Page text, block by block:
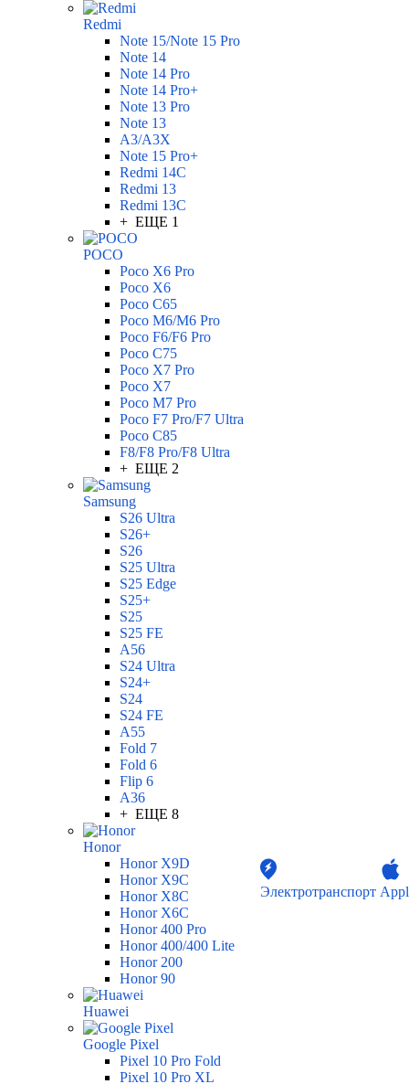
Redmi
Note 15/Note 15 Pro
Note 14
Note 14 Pro
Note 14 Pro+
Note 13 Pro
Note 13
A3/A3X
Note 15 Pro+
Redmi 14C
Redmi 13
Redmi 13C
+ ЕЩЕ 1
POCO
Poco X6 Pro
Poco X6
Poco C65
Poco M6/M6 Pro
Poco F6/F6 Pro
Poco C75
Poco X7 Pro
Poco X7
Poco M7 Pro
Poco F7 Pro/F7 Ultra
Poco C85
F8/F8 Pro/F8 Ultra
+ ЕЩЕ 2
Samsung
S26 Ultra
S26+
S26
S25 Ultra
S25 Edge
S25+
S25
S25 FE
A56
S24 Ultra
S24+
S24
S24 FE
A55
Fold 7
Fold 6
Flip 6
A36
+ ЕЩЕ 8
Honor
Honor X9D
Honor X9C
Honor X8C
Honor X6C
Honor 400 Pro
Honor 400/400 Lite
Honor 200
Honor 90
Huawei
Google Pixel
Pixel 10 Pro Fold
Pixel 10 Pro XL
Электротранспорт